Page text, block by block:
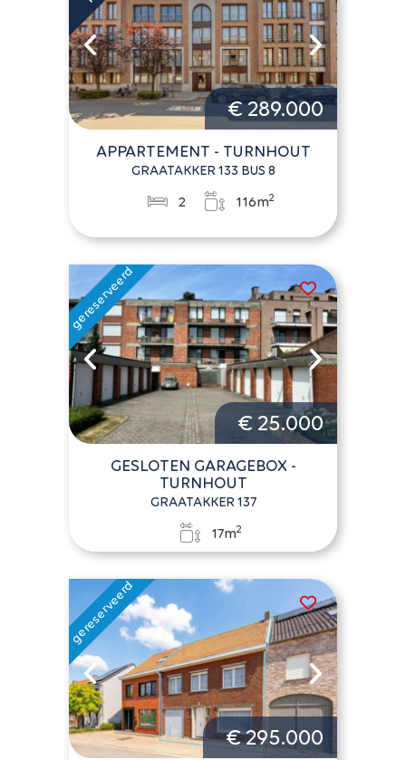
€ 289.000
APPARTEMENT - TURNHOUT
GRAATAKKER 133 BUS 8
2 116m2
€ 25.000
GESLOTEN GARAGEBOX -
TURNHOUT
GRAATAKKER 137
17m2
€ 295.000